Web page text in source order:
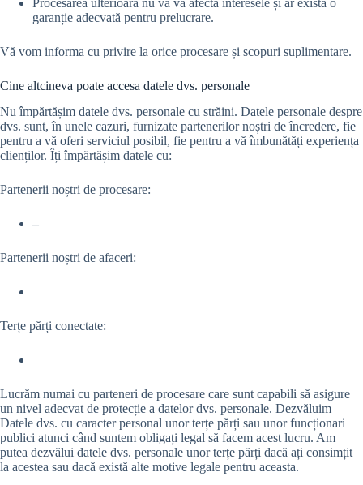
garanție adecvată pentru prelucrare.
Vă vom informa cu privire la orice procesare și scopuri suplimentare.
Cine altcineva poate accesa datele dvs. personale
Nu împărtășim datele dvs. personale cu străini. Datele personale despre
dvs. sunt, în unele cazuri, furnizate partenerilor noștri de încredere, fie
pentru a vă oferi serviciul posibil, fie pentru a vă îmbunătăți experiența
clienților. Îți împărtășim datele cu:
Partenerii noștri de procesare:
–
Partenerii noștri de afaceri:
Terțe părți conectate:
Lucrăm numai cu parteneri de procesare care sunt capabili să asigure
un nivel adecvat de protecție a datelor dvs. personale. Dezvăluim
Datele dvs. cu caracter personal unor terțe părți sau unor funcționari
publici atunci când suntem obligați legal să facem acest lucru. Am
putea dezvălui datele dvs. personale unor terțe părți dacă ați consimțit
la acestea sau dacă există alte motive legale pentru aceasta.